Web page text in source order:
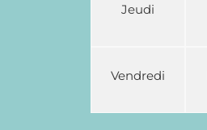
Jeudi
Vendredi